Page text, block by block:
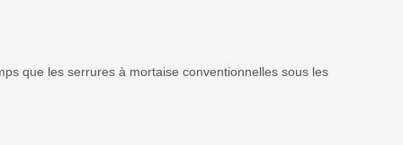
que les serrures à mortaise conventionnelles sous les